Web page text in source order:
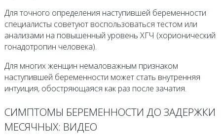
Для точного определения наступившей беременности
специалисты советуют воспользоваться тестом или
анализами на повышенный уровень ХГЧ (хорионический
гонадотропин человека).
Для многих женщин немаловажным признаком
наступившей беременности может стать внутренняя
интуиция, обостряющаяся как раз после зачатия.
СИМПТОМЫ БЕРЕМЕННОСТИ ДО ЗАДЕРЖКИ
МЕСЯЧНЫХ: ВИДЕО